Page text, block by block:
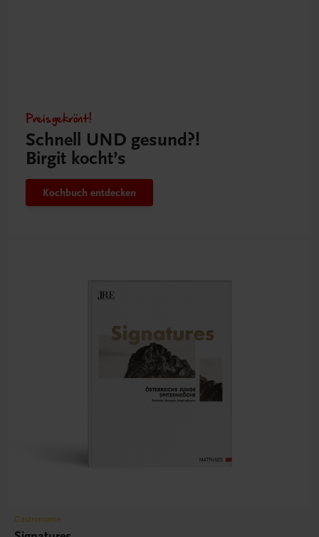
Preisgekrönt!
Schnell UND gesund?!
Birgit kocht’s
Kochbuch entdecken
Gastronomie